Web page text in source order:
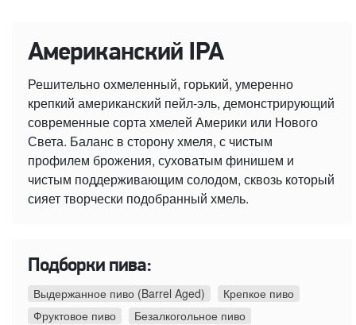
Американский IPA
Решительно охмеленный, горький, умеренно
крепкий американский пейл-эль, демонстрирующий
современные сорта хмелей Америки или Нового
Света. Баланс в сторону хмеля, с чистым
профилем брожения, суховатым финишем и
чистым поддерживающим солодом, сквозь который
сияет творчески подобранный хмель.
Подборки пива:
Выдержанное пиво (Barrel Aged)
Крепкое пиво
Фруктовое пиво
Безалкогольное пиво